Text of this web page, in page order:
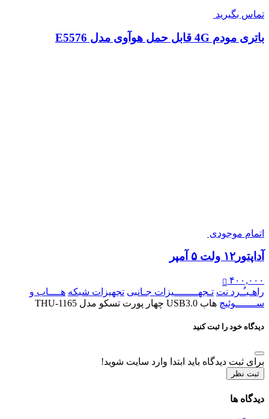
تماس بگیرید
باتری مودم 4G قابل حمل هوآوی مدل E5576
اتمام موجودی
آداپتور۱۲ ولت ۵ آمپر
۴۰۰,۰۰۰
راهـبـُـرد نت تـجهــــــــیزات جـانبی تجهیزات شبکه هــــاب و
ســـــــوئیچ هاب USB3.0 چهار پورت تسکو مدل THU-1165
دیدگاه خود را ثبت کنید
برای ثبت دیدگاه باید ابتدا وارد سایت شوید!
ثبت نظر
دیدگاه ها